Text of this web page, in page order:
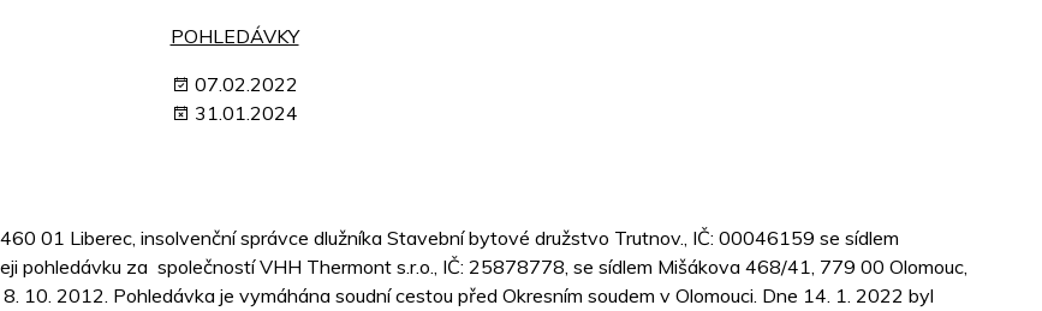
POHLEDÁVKY
07.02.2022
31.01.2024
01 Liberec, insolvenční správce dlužníka Stavební bytové družstvo Trutnov., IČ: 00046159 se sídlem
pohledávku za společností VHH Thermont s.r.o., IČ: 25878778, se sídlem Mišákova 468/41, 779 00 Olomouc,
10. 2012. Pohledávka je vymáhána soudní cestou před Okresním soudem v Olomouci. Dne 14. 1. 2022 byl